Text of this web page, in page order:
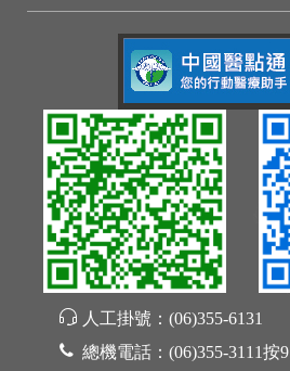
人工掛號： (06)355-6131
總機電話： (06)355-3111按9